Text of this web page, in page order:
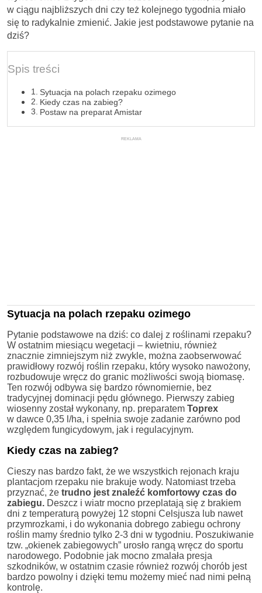
w ciągu najbliższych dni czy też kolejnego tygodnia miało
się to radykalnie zmienić. Jakie jest podstawowe pytanie na
dziś?
Spis treści
Sytuacja na polach rzepaku ozimego
Kiedy czas na zabieg?
Postaw na preparat Amistar
REKLAMA
Sytuacja na polach rzepaku ozimego
Pytanie podstawowe na dziś: co dalej z roślinami rzepaku?
W ostatnim miesiącu wegetacji – kwietniu, również
znacznie zimniejszym niż zwykle, można zaobserwować
prawidłowy rozwój roślin rzepaku, który wysoko nawożony,
rozbudowuje wręcz do granic możliwości swoją biomasę.
Ten rozwój odbywa się bardzo równomiernie, bez
tradycyjnej dominacji pędu głównego. Pierwszy zabieg
wiosenny został wykonany, np. preparatem Toprex
w dawce 0,35 l/ha, i spełnia swoje zadanie zarówno pod
względem fungicydowym, jak i regulacyjnym.
Kiedy czas na zabieg?
Cieszy nas bardzo fakt, że we wszystkich rejonach kraju
plantacjom rzepaku nie brakuje wody. Natomiast trzeba
przyznać, że trudno jest znaleźć komfortowy czas do
zabiegu. Deszcz i wiatr mocno przeplatają się z brakiem
dni z temperaturą powyżej 12 stopni Celsjusza lub nawet
przymrozkami, i do wykonania dobrego zabiegu ochrony
roślin mamy średnio tylko 2-3 dni w tygodniu. Poszukiwanie
tzw. „okienek zabiegowych” urosło rangą wręcz do sportu
narodowego. Podobnie jak mocno zmalała presja
szkodników, w ostatnim czasie również rozwój chorób jest
bardzo powolny i dzięki temu możemy mieć nad nimi pełną
kontrolę.